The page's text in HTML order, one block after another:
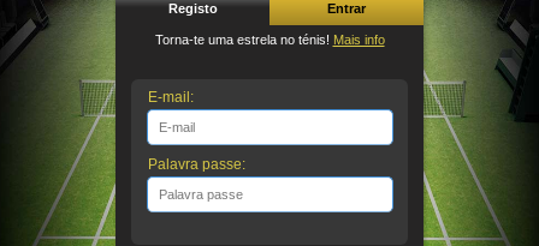
Registo Entrar
Torna-te uma estrela no ténis! Mais info
E-mail:
Palavra passe: